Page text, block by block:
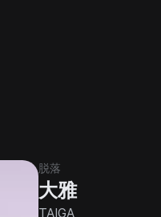
脱落
大雅
TAIGA